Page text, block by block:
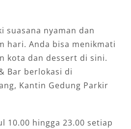
suasana nyaman dan
hari. Anda bisa menikmati
kota dan dessert di sini.
Bar berlokasi di
Kantin Gedung Parkir
10.00 hingga 23.00 setiap